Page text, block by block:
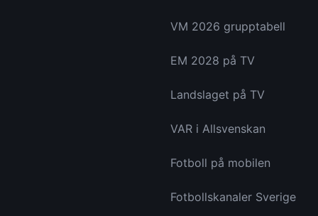
VM 2026 grupptabell
EM 2028 på TV
Landslaget på TV
VAR i Allsvenskan
Fotboll på mobilen
Fotbollskanaler Sverige